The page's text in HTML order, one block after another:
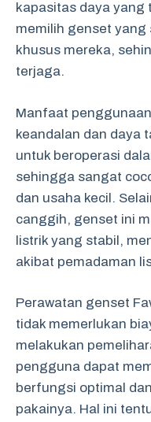
kapasitas daya yang
memilih genset yang
khusus mereka,
terjaga.
Manfaat
keandalan dan daya
untuk beroperasi
sehingga sangat
dan usaha kecil.
canggih, genset ini
listrik yang stabil,
akibat pemadaman
Perawatan genset
tidak memerlukan
melakukan
pengguna dapat
berfungsi optimal
pakainya. Hal ini